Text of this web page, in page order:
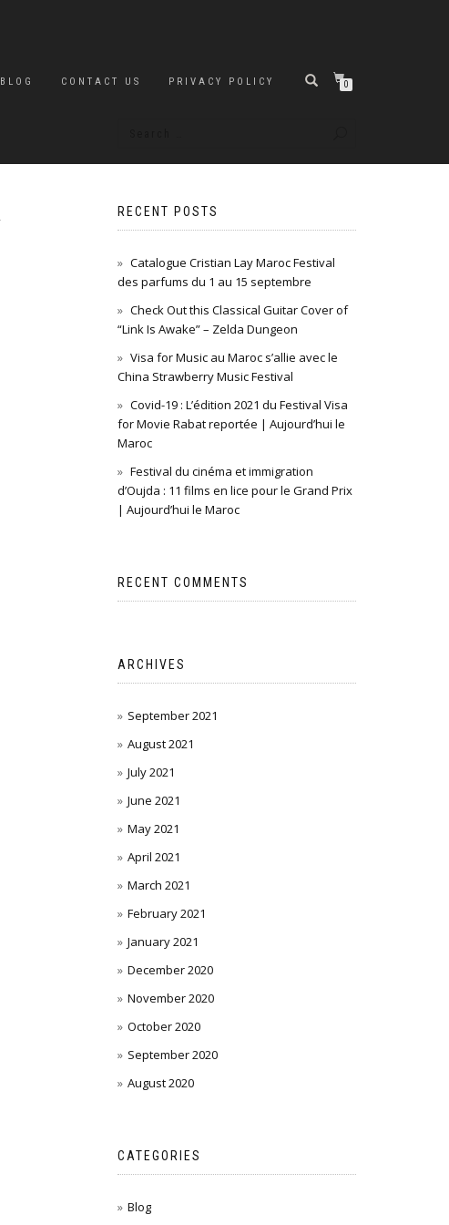
BLOG CONTACT US PRIVACY POLICY 0
RECENT POSTS
Catalogue Cristian Lay Maroc Festival
des parfums du 1 au 15 septembre
Check Out this Classical Guitar Cover of
“Link Is Awake” – Zelda Dungeon
Visa for Music au Maroc s’allie avec le
China Strawberry Music Festival
Covid-19 : L’édition 2021 du Festival Visa
for Movie Rabat reportée | Aujourd’hui le
Maroc
Festival du cinéma et immigration
d’Oujda : 11 films en lice pour le Grand Prix
| Aujourd’hui le Maroc
RECENT COMMENTS
ARCHIVES
September 2021
August 2021
July 2021
June 2021
May 2021
April 2021
March 2021
February 2021
January 2021
December 2020
November 2020
October 2020
September 2020
August 2020
CATEGORIES
Blog